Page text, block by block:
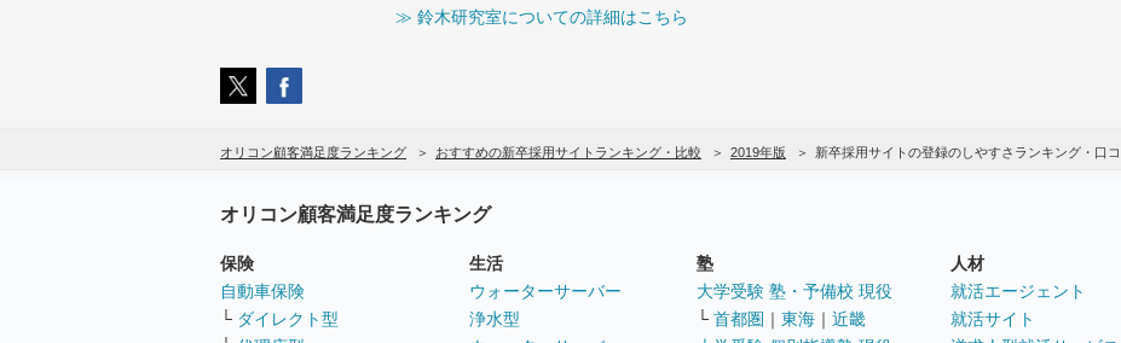
≫ 鈴木研究室についての詳細はこちら
オリコン顧客満足度ランキング おすすめの新卒採用サイトランキング・比較 2019年版 新卒採用サイトの登録のしやすさランキング・口
オリコン顧客満足度ランキング
保険
自動車保険
└ ダイレクト型
生活
ウォーターサーバー
浄水型
塾
大学受験 塾・予備校 現役
└ 首都圏 ｜ 東海 ｜ 近畿
人材
就活エージェント
就活サイト